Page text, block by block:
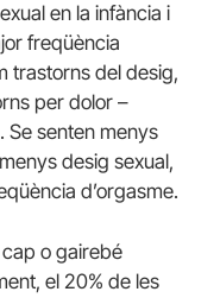
en la infància i
freqüència
trastorns del desig,
per dolor –
Se senten menys
desig sexual,
d’orgasme.
o gairebé
el 20% de les